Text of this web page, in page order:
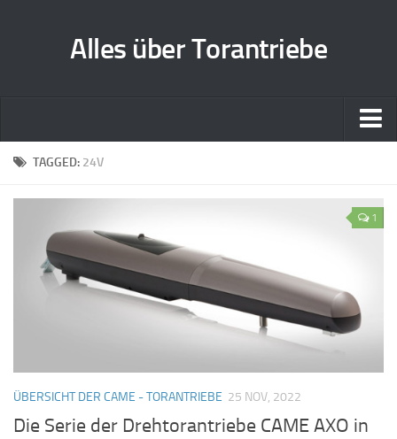
Alles über Torantriebe
Home
TAGGED: 24V
1
ÜBERSICHT DER CAME - TORANTRIEBE 25 NOV, 2022
Die Serie der Drehtorantriebe CAME AXO in